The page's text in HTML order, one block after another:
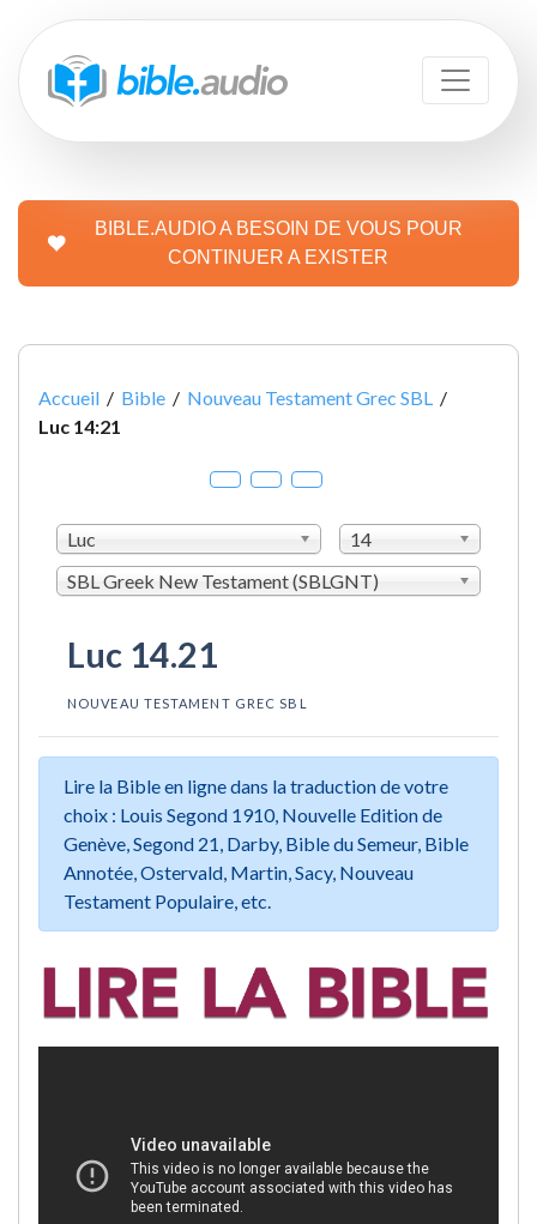
BIBLE.AUDIO A BESOIN DE VOUS POUR
CONTINUER A EXISTER
Accueil / Bible / Nouveau Testament Grec SBL /
Luc 14:21
Luc
14
SBL Greek New Testament (SBLGNT)
Luc 14.21
NOUVEAU TESTAMENT GREC SBL
Lire la Bible en ligne dans la traduction de votre
choix : Louis Segond 1910, Nouvelle Edition de
Genève, Segond 21, Darby, Bible du Semeur, Bible
Annotée, Ostervald, Martin, Sacy, Nouveau
Testament Populaire, etc.